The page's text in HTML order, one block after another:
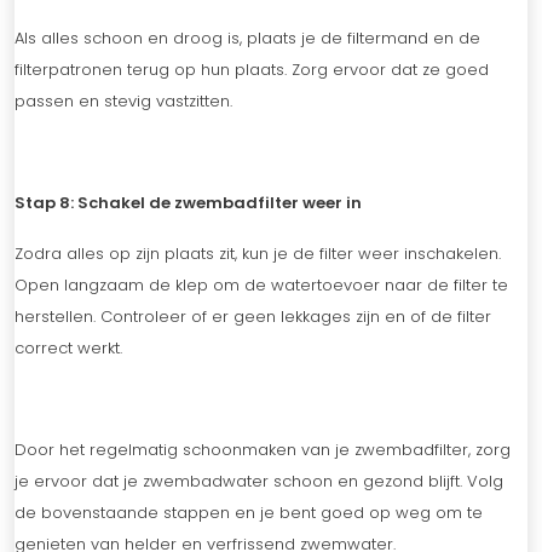
Als alles schoon en droog is, plaats je de filtermand en de
filterpatronen terug op hun plaats. Zorg ervoor dat ze goed
passen en stevig vastzitten.
Stap 8: Schakel de zwembadfilter weer in
Zodra alles op zijn plaats zit, kun je de filter weer inschakelen.
Open langzaam de klep om de watertoevoer naar de filter te
herstellen. Controleer of er geen lekkages zijn en of de filter
correct werkt.
Door het regelmatig schoonmaken van je zwembadfilter, zorg
je ervoor dat je zwembadwater schoon en gezond blijft. Volg
de bovenstaande stappen en je bent goed op weg om te
genieten van helder en verfrissend zwemwater.